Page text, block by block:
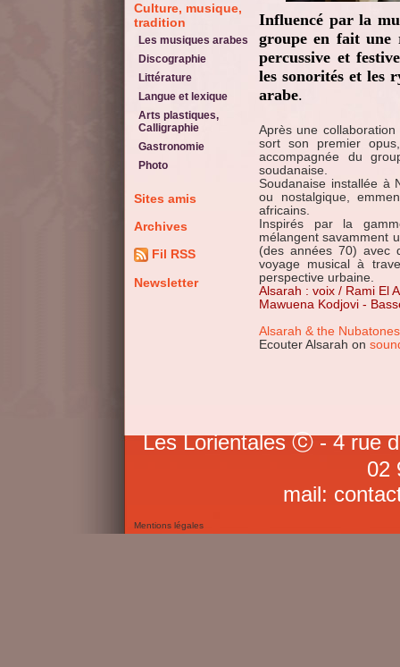
Culture, musique,
tradition
Les musiques arabes
Discographie
Littérature
Langue et lexique
Arts plastiques,
Calligraphie
Gastronomie
Photo
Sites amis
Archives
Fil RSS
Newsletter
Influencé par la
groupe en fait une
percussive et
les sonorités et les
arabe.
Après une
sort son premier
accompagnée du
soudanaise.
Soudanaise installée à
ou nostalgique,
africains.
Inspirés par la
mélangent savamment
(des années 70) avec
voyage musical à
perspective urbaine.
Alsarah : voix / Rami El
Mawuena Kodjovi -
Alsarah & the Nubatones
Ecouter Alsarah on
Les Lorientales ⓒ - 4 rue
02
mail:
Mentions légales